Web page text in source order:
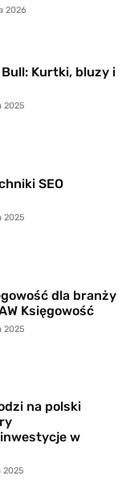
2026
Kurtki, bluzy i
2025
SEO
2025
dla branży
Księgowość
2025
na polski
w
2025